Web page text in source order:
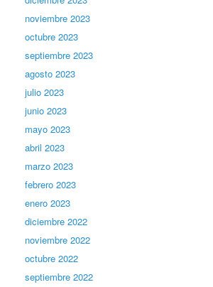
noviembre 2023
octubre 2023
septiembre 2023
agosto 2023
julio 2023
junio 2023
mayo 2023
abril 2023
marzo 2023
febrero 2023
enero 2023
diciembre 2022
noviembre 2022
octubre 2022
septiembre 2022